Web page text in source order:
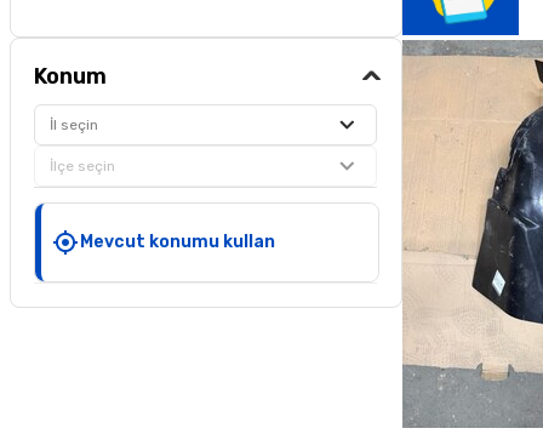
Konum
İl seçin
İlçe seçin
Mevcut konumu kullan